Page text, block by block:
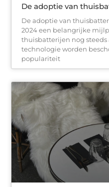
De adoptie van
De adoptie van
2024 een belangrijke
thuisbatterijen nog steeds
technologie worden
populariteit